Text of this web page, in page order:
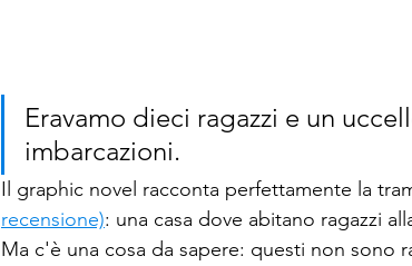
Eravamo dieci ragazzi e un
imbarcazioni.
Il graphic novel racconta perfettamente la
recensione): una casa dove abitano ragazzi
Ma c'è una cosa da sapere: questi non sono